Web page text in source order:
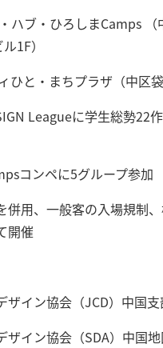
ハブ・ひろしまCamps （
1F）
と・まちプラザ（中区袋
Leagueに学生総勢22
コンペに5グループ参加
併用、一般客の入場規制
開催
ザイン協会（JCD）中国
ザイン協会（SDA）中国